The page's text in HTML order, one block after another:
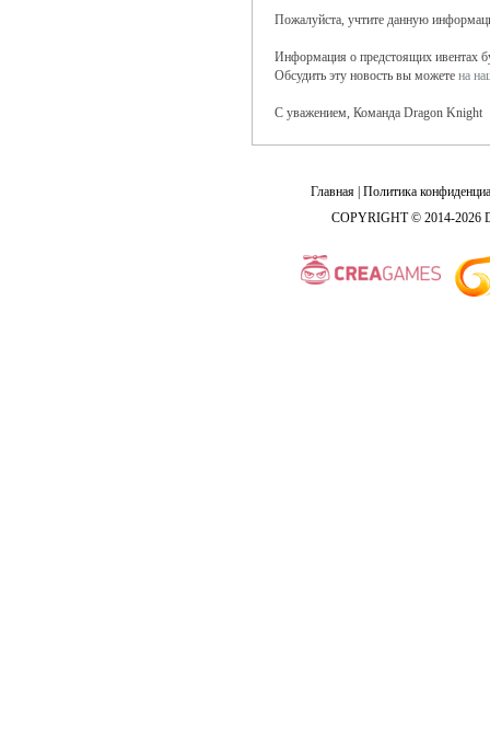
Пожалуйста, учтите данную
Информация о предстоящих ивентах
Обсудить эту новость вы можете на
С уважением, Команда Dragon Knight
Главная Политика
COPYRIGHT © 2014-2026